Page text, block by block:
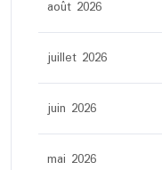
août 2026
juillet 2026
juin 2026
mai 2026